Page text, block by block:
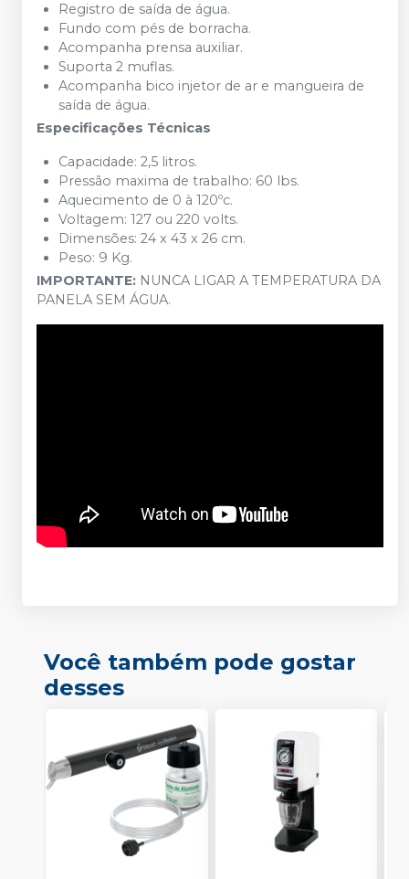
Registro de saída de água.
Fundo com pés de borracha.
Acompanha prensa auxiliar.
Suporta 2 muflas.
Acompanha bico injetor de ar e mangueira de
saída de água.
Especificações Técnicas
Capacidade: 2,5 litros.
Pressão maxima de trabalho: 60 lbs.
Aquecimento de 0 à 120ºc.
Voltagem: 127 ou 220 volts.
Dimensões: 24 x 43 x 26 cm.
Peso: 9 Kg.
IMPORTANTE: NUNCA LIGAR A TEMPERATURA DA
PANELA SEM ÁGUA.
Você também pode gostar
desses